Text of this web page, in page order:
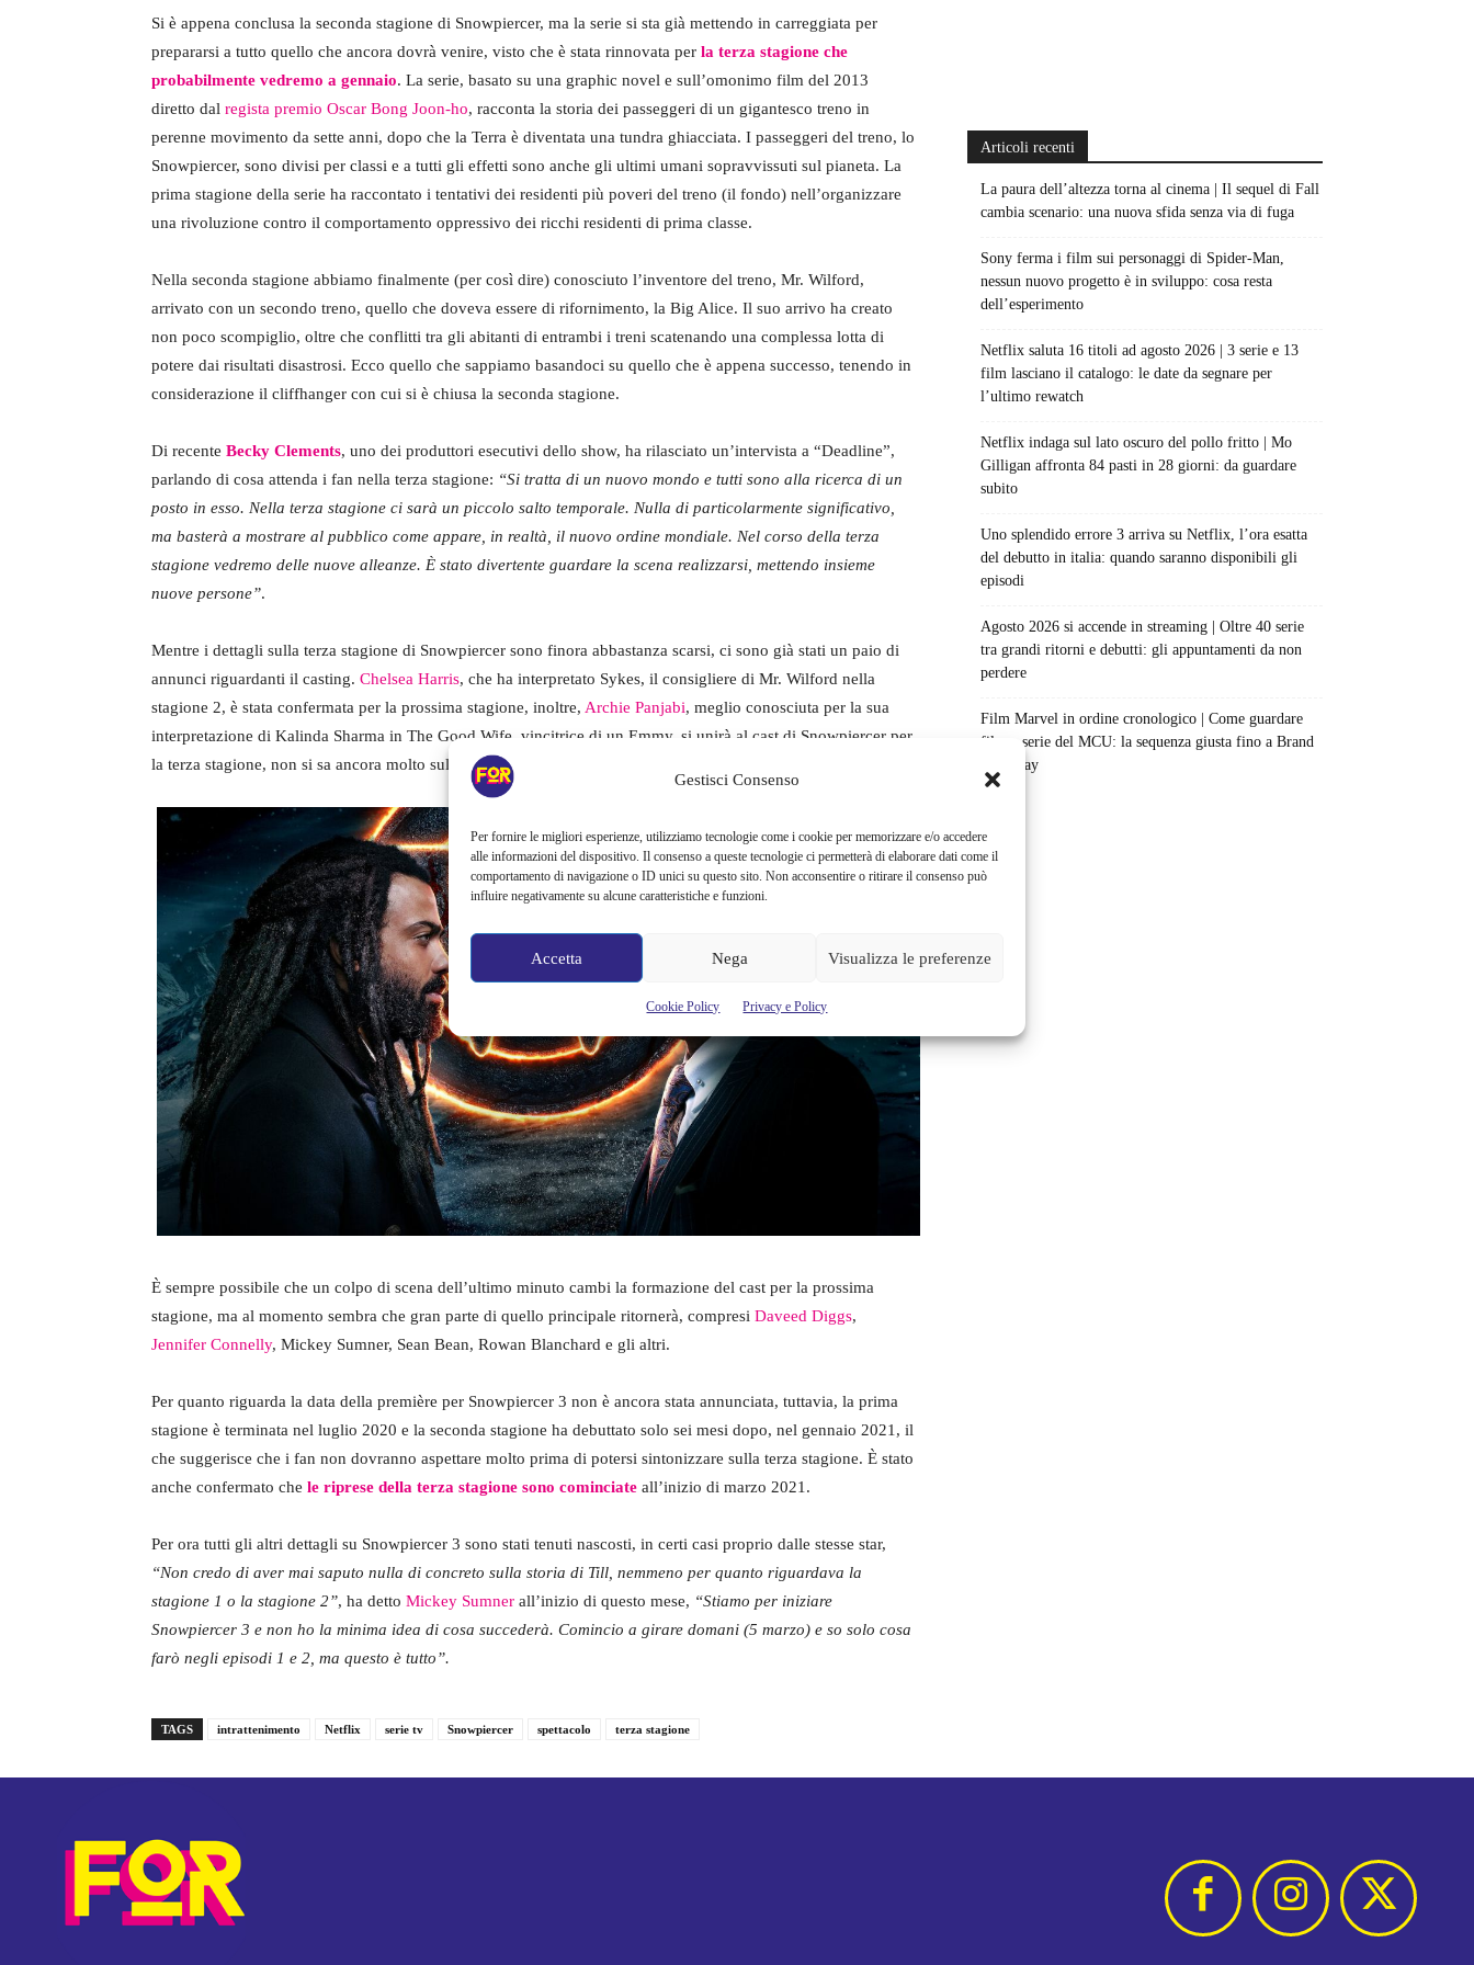
Gestisci Consenso
Per fornire le migliori esperienze, utilizziamo tecnologie come i cookie per memorizzare e/o accedere
alle informazioni del dispositivo. Il consenso a queste tecnologie ci permetterà di elaborare dati come il
comportamento di navigazione o ID unici su questo sito. Non acconsentire o ritirare il consenso può
influire negativamente su alcune caratteristiche e funzioni.
Accetta Nega Visualizza le preferenze
Cookie Policy Privacy e Policy
Si è appena conclusa la seconda stagione di Snowpiercer, ma la serie si sta già mettendo in carreggiata per
prepararsi a tutto quello che ancora dovrà venire, visto che è stata rinnovata per la terza stagione che
probabilmente vedremo a gennaio. La serie, basato su una graphic novel e sull’omonimo film del 2013
diretto dal regista premio Oscar Bong Joon-ho, racconta la storia dei passeggeri di un gigantesco treno in
perenne movimento da sette anni, dopo che la Terra è diventata una tundra ghiacciata. I passeggeri del treno, lo
Snowpiercer, sono divisi per classi e a tutti gli effetti sono anche gli ultimi umani sopravvissuti sul pianeta. La
prima stagione della serie ha raccontato i tentativi dei residenti più poveri del treno (il fondo) nell’organizzare
una rivoluzione contro il comportamento oppressivo dei ricchi residenti di prima classe.
Nella seconda stagione abbiamo finalmente (per così dire) conosciuto l’inventore del treno, Mr. Wilford,
arrivato con un secondo treno, quello che doveva essere di rifornimento, la Big Alice. Il suo arrivo ha creato
non poco scompiglio, oltre che conflitti tra gli abitanti di entrambi i treni scatenando una complessa lotta di
potere dai risultati disastrosi. Ecco quello che sappiamo basandoci su quello che è appena successo, tenendo in
considerazione il cliffhanger con cui si è chiusa la seconda stagione.
Di recente Becky Clements, uno dei produttori esecutivi dello show, ha rilasciato un’intervista a “Deadline”,
parlando di cosa attenda i fan nella terza stagione: “Si tratta di un nuovo mondo e tutti sono alla ricerca di un
posto in esso. Nella terza stagione ci sarà un piccolo salto temporale. Nulla di particolarmente significativo,
ma basterà a mostrare al pubblico come appare, in realtà, il nuovo ordine mondiale. Nel corso della terza
stagione vedremo delle nuove alleanze. È stato divertente guardare la scena realizzarsi, mettendo insieme
nuove persone”.
Mentre i dettagli sulla terza stagione di Snowpiercer sono finora abbastanza scarsi, ci sono già stati un paio di
annunci riguardanti il casting. Chelsea Harris, che ha interpretato Sykes, il consigliere di Mr. Wilford nella
stagione 2, è stata confermata per la prossima stagione, inoltre, Archie Panjabi, meglio conosciuta per la sua
interpretazione di Kalinda Sharma in The Good Wife, vincitrice di un Emmy, si unirà al cast di Snowpiercer per
la terza stagione, non si sa ancora molto sul personaggio interpretato dalla Panjabi se non il suo nome, Asha.
È sempre possibile che un colpo di scena dell’ultimo minuto cambi la formazione del cast per la prossima
stagione, ma al momento sembra che gran parte di quello principale ritornerà, compresi Daveed Diggs,
Jennifer Connelly, Mickey Sumner, Sean Bean, Rowan Blanchard e gli altri.
Per quanto riguarda la data della première per Snowpiercer 3 non è ancora stata annunciata, tuttavia, la prima
stagione è terminata nel luglio 2020 e la seconda stagione ha debuttato solo sei mesi dopo, nel gennaio 2021, il
che suggerisce che i fan non dovranno aspettare molto prima di potersi sintonizzare sulla terza stagione. È stato
anche confermato che le riprese della terza stagione sono cominciate all’inizio di marzo 2021.
Per ora tutti gli altri dettagli su Snowpiercer 3 sono stati tenuti nascosti, in certi casi proprio dalle stesse star,
“Non credo di aver mai saputo nulla di concreto sulla storia di Till, nemmeno per quanto riguardava la
stagione 1 o la stagione 2”, ha detto Mickey Sumner all’inizio di questo mese, “Stiamo per iniziare
Snowpiercer 3 e non ho la minima idea di cosa succederà. Comincio a girare domani (5 marzo) e so solo cosa
farò negli episodi 1 e 2, ma questo è tutto”.
TAGS intrattenimento Netflix serie tv Snowpiercer spettacolo terza stagione
Articoli recenti
La paura dell’altezza torna al cinema | Il sequel di Fall
cambia scenario: una nuova sfida senza via di fuga
Sony ferma i film sui personaggi di Spider-Man,
nessun nuovo progetto è in sviluppo: cosa resta
dell’esperimento
Netflix saluta 16 titoli ad agosto 2026 | 3 serie e 13
film lasciano il catalogo: le date da segnare per
l’ultimo rewatch
Netflix indaga sul lato oscuro del pollo fritto | Mo
Gilligan affronta 84 pasti in 28 giorni: da guardare
subito
Uno splendido errore 3 arriva su Netflix, l’ora esatta
del debutto in italia: quando saranno disponibili gli
episodi
Agosto 2026 si accende in streaming | Oltre 40 serie
tra grandi ritorni e debutti: gli appuntamenti da non
perdere
Film Marvel in ordine cronologico | Come guardare
film e serie del MCU: la sequenza giusta fino a Brand
New Day